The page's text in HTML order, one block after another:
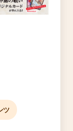
ツ